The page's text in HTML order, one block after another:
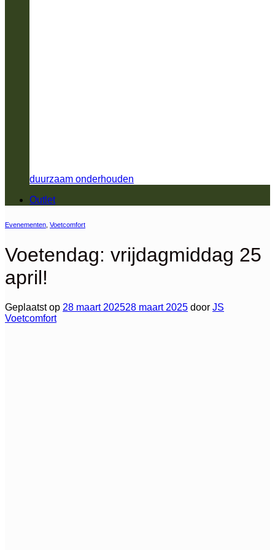
duurzaam onderhouden
Outlet
Evenementen Voetcomfort
Voetendag: vrijdagmiddag 25
april!
Geplaatst op 28 maart 202528 maart 2025 door JS
Voetcomfort